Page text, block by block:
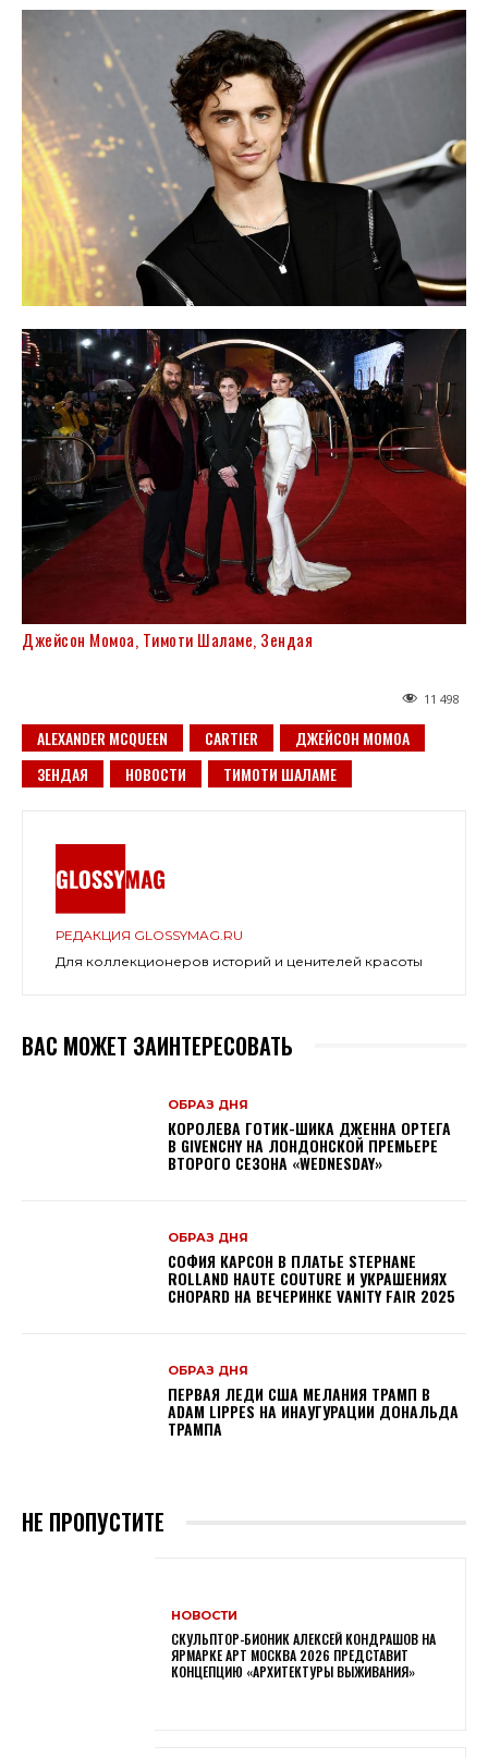
Джейсон Момоа, Тимоти Шаламе, Зендая
11 498
ALEXANDER MCQUEEN CARTIER
ДЖЕЙСОН МОМОА
ЗЕНДАЯ
НОВОСТИ ТИМОТИ ШАЛАМЕ
РЕДАКЦИЯ GLOSSYMAG.RU
Для коллекционеров историй и ценителей красоты
ВАС МОЖЕТ ЗАИНТЕРЕСОВАТЬ
ОБРАЗ ДНЯ
КОРОЛЕВА ГОТИК-ШИКА ДЖЕННА ОРТЕГА
В GIVENCHY НА ЛОНДОНСКОЙ ПРЕМЬЕРЕ
ВТОРОГО СЕЗОНА «WEDNESDAY»
ОБРАЗ ДНЯ
СОФИЯ КАРСОН В ПЛАТЬЕ STEPHANE
ROLLAND HAUTE COUTURE И УКРАШЕНИЯХ
CHOPARD НА ВЕЧЕРИНКЕ VANITY FAIR 2025
ОБРАЗ ДНЯ
ПЕРВАЯ ЛЕДИ США МЕЛАНИЯ ТРАМП В
ADAM LIPPES НА ИНАУГУРАЦИИ ДОНАЛЬДА
ТРАМПА
НЕ ПРОПУСТИТЕ
НОВОСТИ
СКУЛЬПТОР-БИОНИК АЛЕКСЕЙ КОНДРАШОВ НА
ЯРМАРКЕ АРТ МОСКВА 2026 ПРЕДСТАВИТ
КОНЦЕПЦИЮ «АРХИТЕКТУРЫ ВЫЖИВАНИЯ»